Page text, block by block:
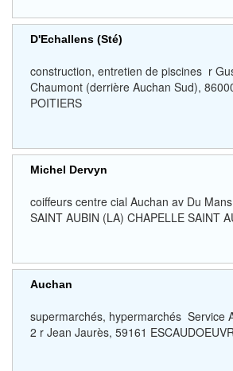
D'Echallens (Sté)
construction, entretien de piscines r
Chaumont (derrière Auchan Sud),
POITIERS
Michel Dervyn
coiffeurs centre cial Auchan av Du
SAINT AUBIN (LA) CHAPELLE SAINT
Auchan
supermarchés, hypermarchés Service
2 r Jean Jaurès, 59161